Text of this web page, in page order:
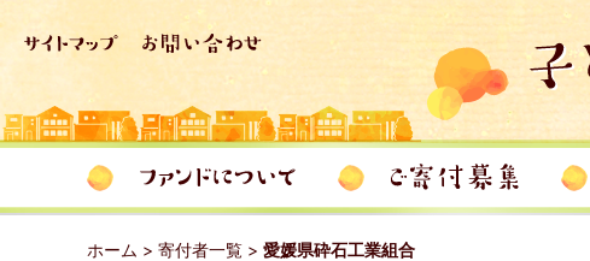
ホーム > 寄付者一覧 > 愛媛県砕石工業組合